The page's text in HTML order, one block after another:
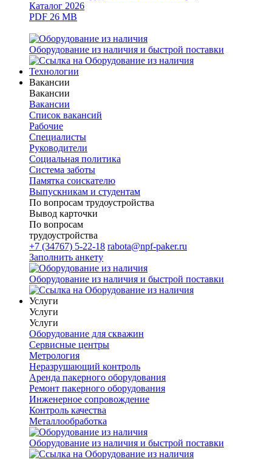
Каталог 2026
PDF 26 MB
Оборудование из наличия и быстрой поставки
Технологии
Вакансии
Вакансии
Вакансии
Список вакансий
Рабочие
Специалисты
Руководители
Cоциальная политика
Система заботы
Памятка соискателю
Выпускникам и студентам
По вопросам трудоустройства
Вывод карточки
По вопросам
трудоустройства
+7 (34767) 5-22-18 rabota@npf-paker.ru
Заполнить анкету
Оборудование из наличия и быстрой поставки
Услуги
Услуги
Услуги
Оборудование для скважин
Сервисные центры
Метрология
Неразрушающий контроль
Аренда пакерного оборудования
Ремонт пакерного оборудования
Инженерное сопровождение
Контроль качества
Металлообработка
Оборудование из наличия и быстрой поставки